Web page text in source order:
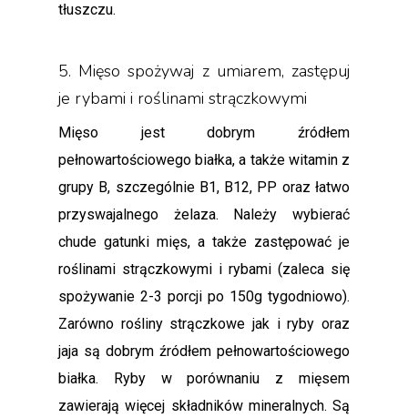
tłuszczu.
5. Mięso spożywaj z umiarem, zastępuj
je rybami i roślinami strączkowymi
Mięso jest dobrym źródłem
pełnowartościowego białka, a także witamin z
grupy B, szczególnie B1, B12, PP oraz łatwo
przyswajalnego żelaza. Należy wybierać
chude gatunki mięs, a także zastępować je
roślinami strączkowymi i rybami (zaleca się
spożywanie 2-3 porcji po 150g tygodniowo).
Zarówno rośliny strączkowe jak i ryby oraz
jaja są dobrym źródłem pełnowartościowego
białka. Ryby w porównaniu z mięsem
zawierają więcej składników mineralnych. Są